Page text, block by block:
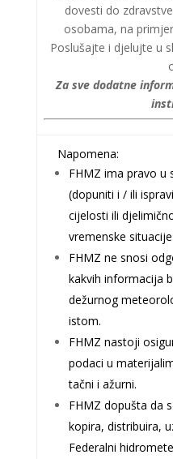
dovesti do
osobama, na
Poslušajte i djelujte u
Za sve dodatne
Napomena:
FHMZ ima pravo u
(dopuniti i / ili
cijelosti ili
vremenske situacije.
FHMZ ne snosi
kakvih informacija
dežurnog
istom.
FHMZ nastoji
podaci u
tačni i ažurni.
FHMZ dopušta da
kopira, distribuira,
Federalni